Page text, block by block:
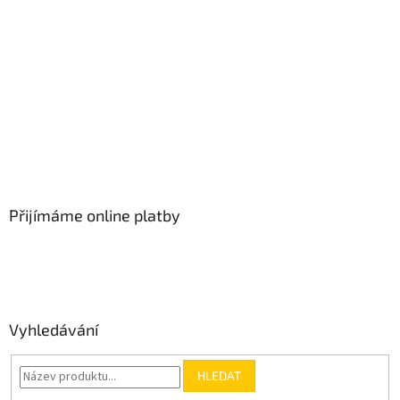
Přijímáme online platby
Vyhledávání
HLEDAT